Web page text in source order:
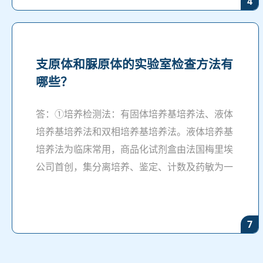
支原体和脲原体的实验室检查方法有
哪些？
答：①培养检测法：有固体培养基培养法、液体
培养基培养法和双相培养基培养法。液体培养基
培养法为临床常用，商品化试剂盒由法国梅里埃
公司首创，集分离培养、鉴定、计数及药敏为一
7